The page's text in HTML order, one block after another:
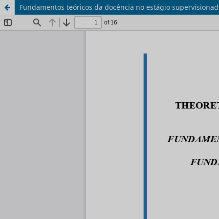
Fundamentos teóricos da docência no estágio